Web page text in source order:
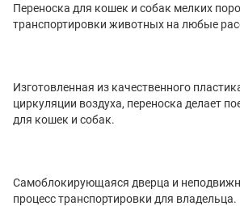
Переноска для кошек и собак мелких
транспортировки животных на любые
Изготовленная из качественного
циркуляции воздуха, переноска делает
для кошек и собак.
Самоблокирующаяся дверца и
процесс транспортировки для владельца.